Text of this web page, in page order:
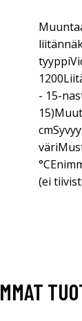
- 15-
(ei